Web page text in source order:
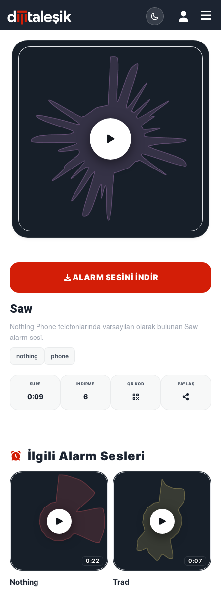
Saw
Nothing Phone telefonlarında varsayılan olarak bulunan Saw
alarm sesi.
nothing phone
SÜRE
0:09
İNDIRME
6
QR KOD PAYLAŞ
ALARM SESINI İNDIR
İlgili Alarm Sesleri
0:22
Nothing
0:07
Trad